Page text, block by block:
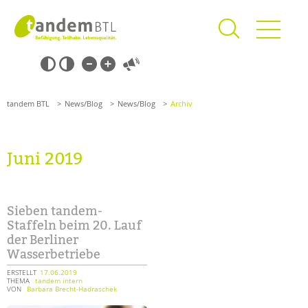
springen
Barrierefrei-
Einstellungen
überspringen
Navigation
überspringen
Förderzentren
Kollegs
EFöB
Schulbezogene Sozialarbeit
Tagesgruppen
tandem BTL News/Blog News/Blog Archiv
Juni 2019
Sieben tandem-
Staffeln beim 20. Lauf
der Berliner
Wasserbetriebe
ERSTELLT 17.06.2019
THEMA tandem intern
VON
Barbara Brecht-Hadraschek